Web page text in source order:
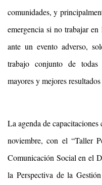
comunidades, y
emergencia si no trabajar
ante un evento adverso,
trabajo conjunto de
mayores y mejores
La agenda de
noviembre, con el “Taller
Comunicación Social en el
la Perspectiva de la